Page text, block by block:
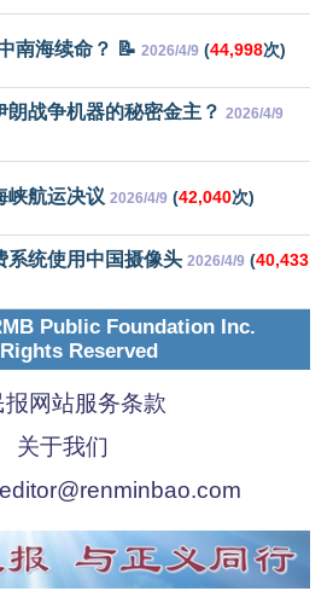
南海续命？ 📝 2026/4/9 (44,998次)
战争机器的秘密金主？ 2026/4/9
峡航运决议 2026/4/9 (42,040次)
系统使用中国摄像头 2026/4/9 (40,433
Public Foundation Inc.
Reserved
报网站服务条款
关于我们
editor@renminbao.com